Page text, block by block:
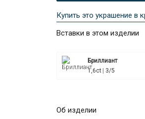
Купить это украшение в
Вставки в этом изделии
Бриллиант
1,6ct
3/5
Об изделии